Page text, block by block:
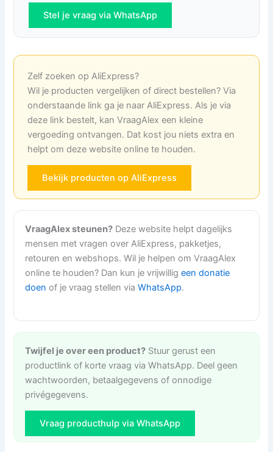
Stel je vraag via WhatsApp
Zelf zoeken op AliExpress?
Wil je producten vergelijken of direct bestellen? Via
onderstaande link ga je naar AliExpress. Als je via
deze link bestelt, kan VraagAlex een kleine
vergoeding ontvangen. Dat kost jou niets extra en
helpt om deze website online te houden.
Bekijk producten op AliExpress
VraagAlex steunen? Deze website helpt dagelijks
mensen met vragen over AliExpress, pakketjes,
retouren en webshops. Wil je helpen om VraagAlex
online te houden? Dan kun je vrijwilligeen donatie
doen of je vraag stellen viaWhatsApp.
Twijfel je over een product? Stuur gerust een
productlink of korte vraag via WhatsApp. Deel geen
wachtwoorden, betaalgegevens of onnodige
privégegevens.
Vraag producthulp via WhatsApp